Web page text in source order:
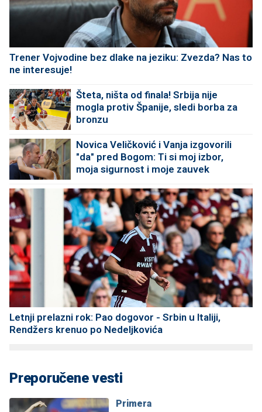
Trener Vojvodine bez dlake na jeziku: Zvezda? Nas to
ne interesuje!
Šteta, ništa od finala! Srbija nije
mogla protiv Španije, sledi borba za
bronzu
Novica Veličković i Vanja izgovorili
"da" pred Bogom: Ti si moj izbor,
moja sigurnost i moje zauvek
Letnji prelazni rok: Pao dogovor - Srbin u Italiji,
Rendžers krenuo po Nedeljkovića
Preporučene vesti
Primera